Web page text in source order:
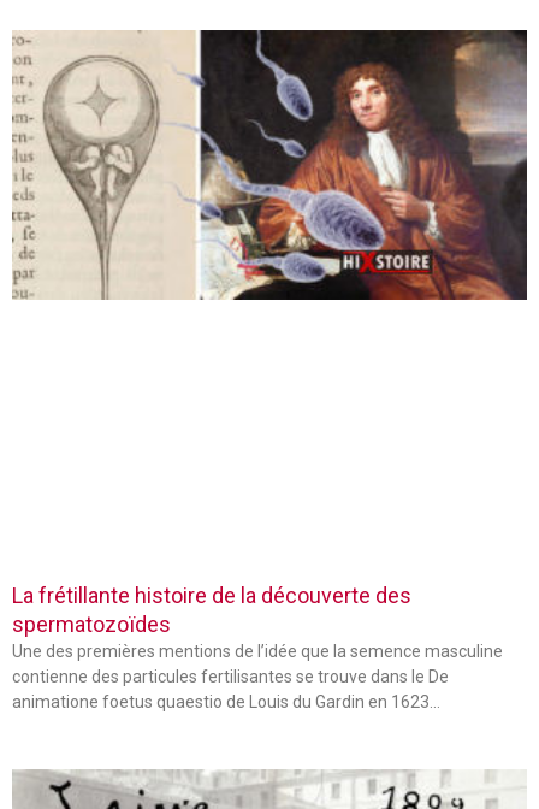
La frétillante histoire de la découverte des
spermatozoïdes
Une des premières mentions de l’idée que la semence masculine
contienne des particules fertilisantes se trouve dans le De
animatione foetus quaestio de Louis du Gardin en 1623…